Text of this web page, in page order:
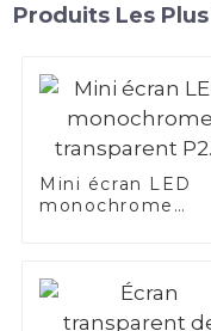
Produits Les
Mini écran LED
monochrome